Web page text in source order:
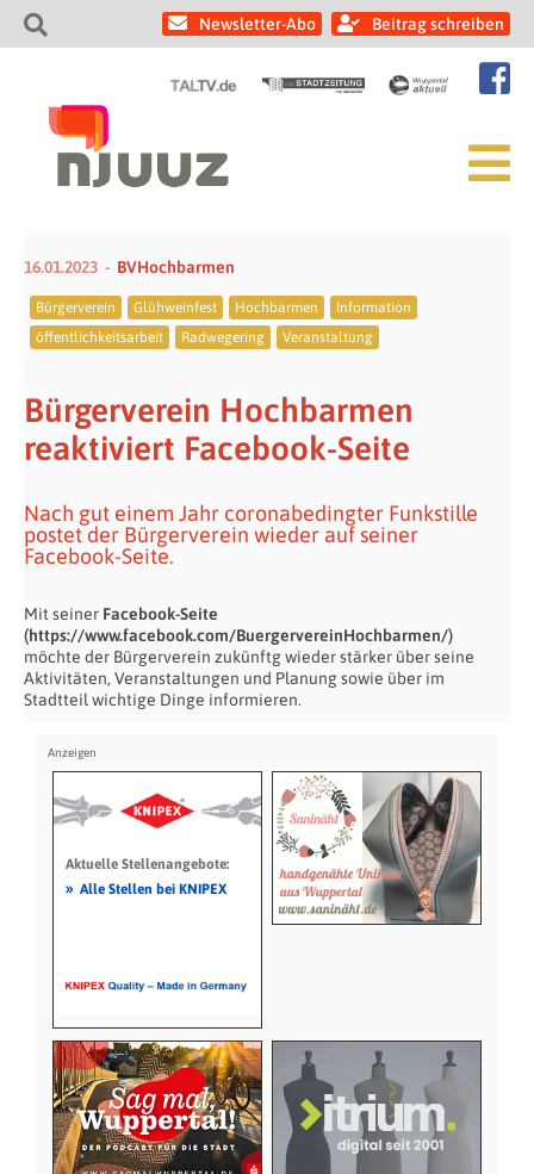
Newsletter-Abo Beitrag schreiben
16.01.2023 BVHochbarmen
Bürgerverein Glühweinfest Hochbarmen
Information
öffentlichkeitsarbeit
Radwegering Veranstaltung
Bürgerverein Hochbarmen
reaktiviert Facebook-Seite
Nach gut einem Jahr coronabedingter Funkstille
postet der Bürgerverein wieder auf seiner
Facebook-Seite.
Mit seiner Facebook-Seite
(https://www.facebook.com/BuergervereinHochbarmen/)
möchte der Bürgerverein zukünftg wieder stärker über seine
Aktivitäten, Veranstaltungen und Planung sowie über im
Stadtteil wichtige Dinge informieren.
Aktuelle Stellenangebote:
» Alle Stellen bei KNIPEX